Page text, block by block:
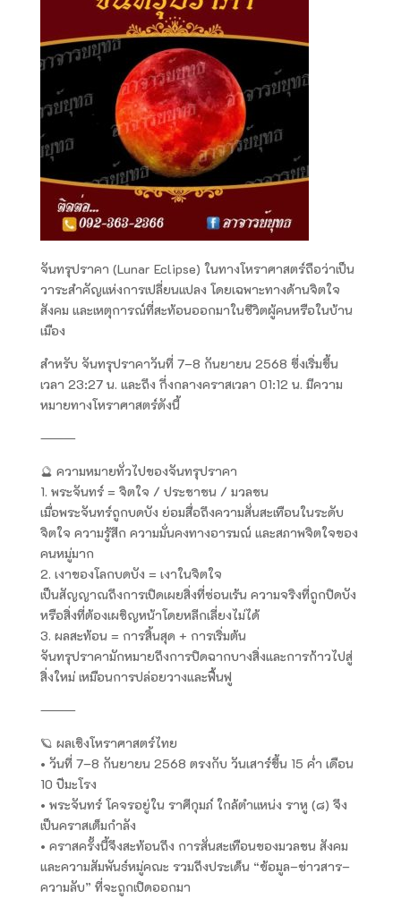
จันทรุปราคา (Lunar Eclipse) ในทางโหราศาสตร์ถือว่าเป็น
วาระสำคัญแห่งการเปลี่ยนแปลง โดยเฉพาะทางด้านจิตใจ
สังคม และเหตุการณ์ที่สะท้อนออกมาในชีวิตผู้คนหรือในบ้าน
เมือง
สำหรับ จันทรุปราคาวันที่ 7–8 กันยายน 2568 ซึ่งเริ่มขึ้น
เวลา 23:27 น. และถึง กึ่งกลางคราสเวลา 01:12 น. มีความ
หมายทางโหราศาสตร์ดังนี้
⸻
🔮 ความหมายทั่วไปของจันทรุปราคา
1. พระจันทร์ = จิตใจ / ประชาชน / มวลชน
เมื่อพระจันทร์ถูกบดบัง ย่อมสื่อถึงความสั่นสะเทือนในระดับ
จิตใจ ความรู้สึก ความมั่นคงทางอารมณ์ และสภาพจิตใจของ
คนหมู่มาก
2. เงาของโลกบดบัง = เงาในจิตใจ
เป็นสัญญาณถึงการเปิดเผยสิ่งที่ซ่อนเร้น ความจริงที่ถูกปิดบัง
หรือสิ่งที่ต้องเผชิญหน้าโดยหลีกเลี่ยงไม่ได้
3. ผลสะท้อน = การสิ้นสุด + การเริ่มต้น
จันทรุปราคามักหมายถึงการปิดฉากบางสิ่งและการก้าวไปสู่
สิ่งใหม่ เหมือนการปล่อยวางและฟื้นฟู
⸻
🪐 ผลเชิงโหราศาสตร์ไทย
• วันที่ 7–8 กันยายน 2568 ตรงกับ วันเสาร์ขึ้น 15 ค่ำ เดือน
10 ปีมะโรง
• พระจันทร์ โคจรอยู่ใน ราศีกุมภ์ ใกล้ตำแหน่ง ราหู (๘) จึง
เป็นคราสเต็มกำลัง
• คราสครั้งนี้จึงสะท้อนถึง การสั่นสะเทือนของมวลชน สังคม
และความสัมพันธ์หมู่คณะ รวมถึงประเด็น “ข้อมูล–ข่าวสาร–
ความลับ” ที่จะถูกเปิดออกมา